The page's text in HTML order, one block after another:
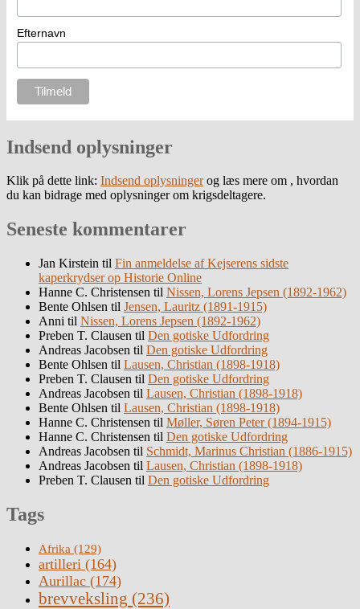
Efternavn
Indsend oplysninger
Klik på dette link: Indsend oplysningerog læs mere om , hvordan
du kan bidrage med oplysninger om krigsdeltagere.
Seneste kommentarer
Jan Kirstein til Fin anmeldelse af Kejserens sidste
kaperkrydser op Historie Online
Hanne C. Christensen til Nissen, Lorens Jepsen (1892-1962)
Bente Ohlsen til Jensen, Lauritz (1891-1915)
Anni til Nissen, Lorens Jepsen (1892-1962)
Preben T. Clausen til Den gotiske Udfordring
Andreas Jacobsen til Den gotiske Udfordring
Bente Ohlsen til Lausen, Christian (1898-1918)
Preben T. Clausen til Den gotiske Udfordring
Andreas Jacobsen til Lausen, Christian (1898-1918)
Bente Ohlsen til Lausen, Christian (1898-1918)
Hanne C. Christensen til Møller, Søren Peter (1894-1915)
Hanne C. Christensen til Den gotiske Udfordring
Andreas Jacobsen til Schmidt, Marinus Christian (1886-1915)
Andreas Jacobsen til Lausen, Christian (1898-1918)
Preben T. Clausen til Den gotiske Udfordring
Tags
Afrika (129)
artilleri (164)
Aurillac (174)
brevveksling (236)